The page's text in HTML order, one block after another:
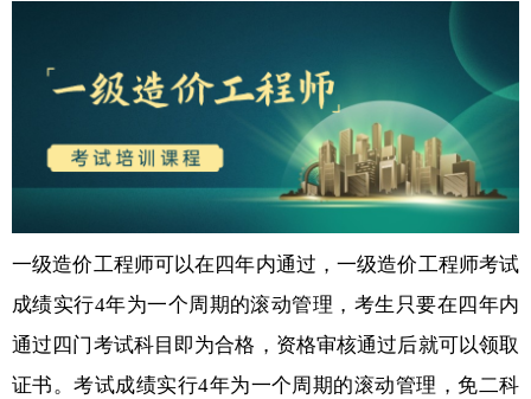
一级造价工程师可以在四年内通过，一级造价工程师考试
成绩实行4年为一个周期的滚动管理，考生只要在四年内
通过四门考试科目即为合格，资格审核通过后就可以领取
证书。考试成绩实行4年为一个周期的滚动管理，免二科